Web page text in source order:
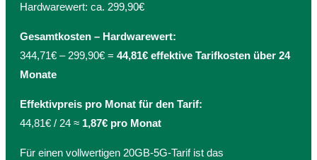
Hardwarewert: ca. 299,90€
Gesamtkosten – Hardwarewert:
344,71€ – 299,90€ = 44,81€ effektive Tarifkosten über 24
Monate
Effektivpreis pro Monat für den Tarif:
44,81€ / 24 ≈ 1,87€ pro Monat
Für einen vollwertigen 20GB-5G-Tarif ist das